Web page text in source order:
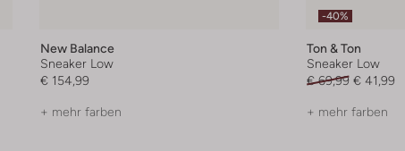
New Balance
Sneaker Low
€ 154,99
+ mehr farben
-40%
Ton & Ton
Sneaker Low
€ 69,99 € 41,99
+ mehr farben